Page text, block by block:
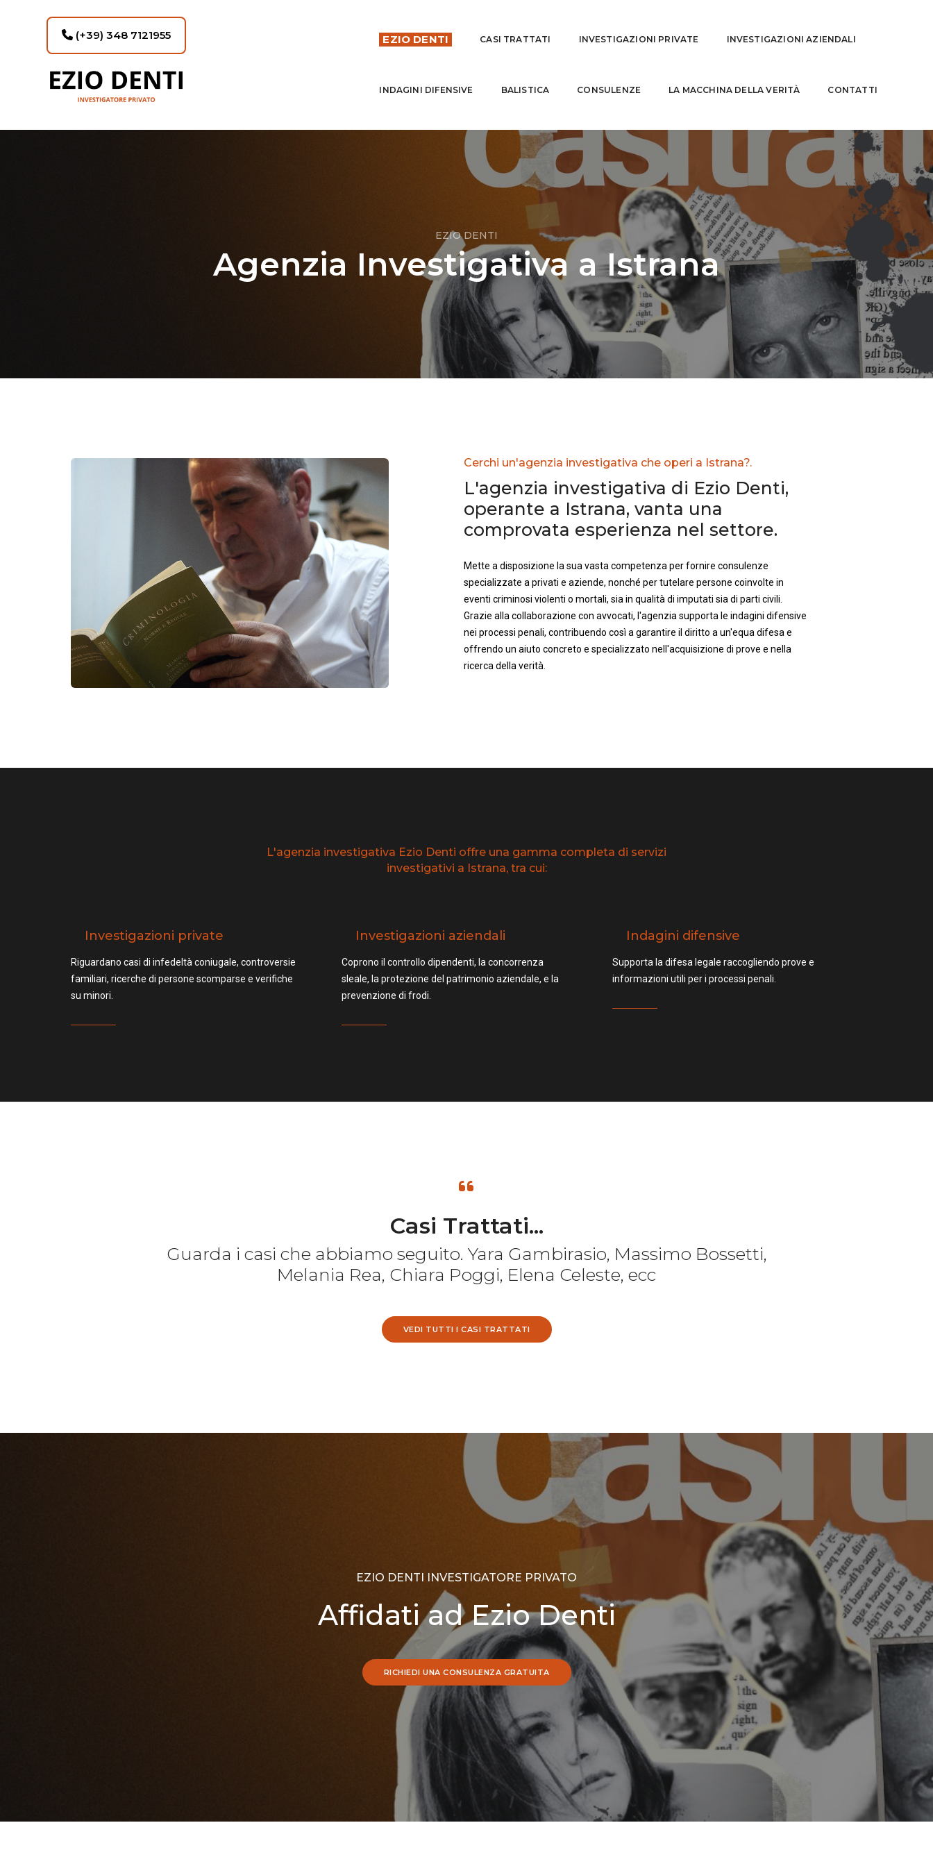
(+39) 348 7121955 EZIO DENTI CASI TRATTATI INVESTIGAZIONI PRIVATE INVESTIGAZIONI AZIENDALI
INDAGINI DIFENSIVE BALISTICA CONSULENZE LA MACCHINA DELLA VERITÀ CONTATTI
EZIO DENTI
Agenzia Investigativa a Istrana
Cerchi un'agenzia investigativa che operi a Istrana?.
L'agenzia investigativa di Ezio Denti,
operante a Istrana, vanta una
comprovata esperienza nel settore.
Mette a disposizione la sua vasta competenza per fornire consulenze
specializzate a privati e aziende, nonché per tutelare persone coinvolte in
eventi criminosi violenti o mortali, sia in qualità di imputati sia di parti civili.
Grazie alla collaborazione con avvocati, l'agenzia supporta le indagini difensive
nei processi penali, contribuendo così a garantire il diritto a un'equa difesa e
offrendo un aiuto concreto e specializzato nell'acquisizione di prove e nella
ricerca della verità.
L'agenzia investigativa Ezio Denti offre una gamma completa di servizi
investigativi a Istrana, tra cui:
Investigazioni private
Riguardano casi di infedeltà coniugale, controversie
familiari, ricerche di persone scomparse e verifiche
su minori.
Investigazioni aziendali
Coprono il controllo dipendenti, la concorrenza
sleale, la protezione del patrimonio aziendale, e la
prevenzione di frodi.
Indagini difensive
Supporta la difesa legale raccogliendo prove e
informazioni utili per i processi penali.
Casi Trattati...
Guarda i casi che abbiamo seguito. Yara Gambirasio, Massimo Bossetti,
Melania Rea, Chiara Poggi, Elena Celeste, ecc
VEDI TUTTI I CASI TRATTATI
EZIO DENTI INVESTIGATORE PRIVATO
Affidati ad Ezio Denti
RICHIEDI UNA CONSULENZA GRATUITA